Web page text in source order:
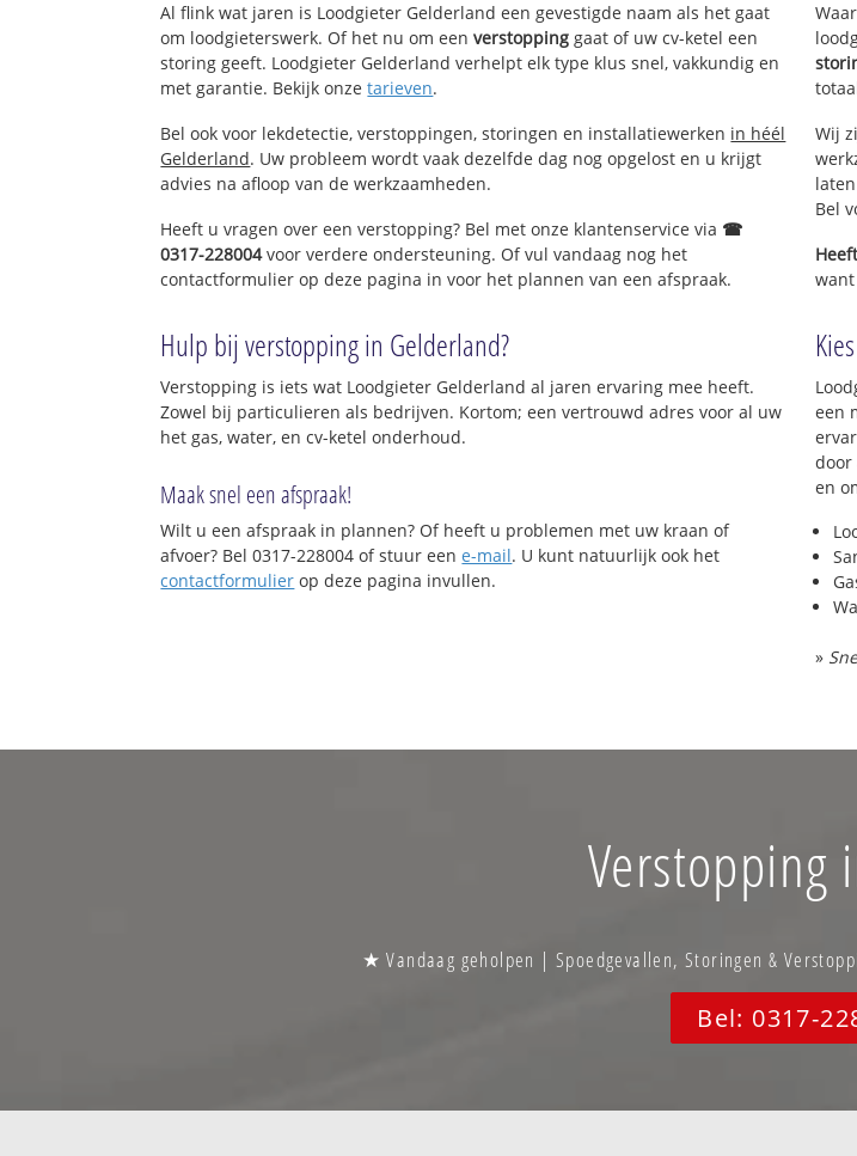
Al flink wat jaren is Loodgieter Gelderland een gevestigde naam als het gaat
om loodgieterswerk. Of het nu om eenverstopping gaat of uw cv-ketel een
storing geeft. Loodgieter Gelderland verhelpt elk type klus snel, vakkundig en
met garantie. Bekijk onzetarieven.
Bel ook voor lekdetectie, verstoppingen, storingen en installatiewerken in héél
Gelderland. Uw probleem wordt vaak dezelfde dag nog opgelost en u krijgt
advies na afloop van de werkzaamheden.
Heeft u vragen over een verstopping? Bel met onze klantenservice via ☎
0317-228004voor verdere ondersteuning. Of vul vandaag nog het
contactformulier op deze pagina in voor het plannen van een afspraak.
Hulp bij verstopping in Gelderland?
Verstopping is iets wat Loodgieter Gelderland al jaren ervaring mee heeft.
Zowel bij particulieren als bedrijven. Kortom; een vertrouwd adres voor al uw
het gas, water, en cv-ketel onderhoud.
Maak snel een afspraak!
Wilt u een afspraak in plannen? Of heeft u problemen met uw kraan of
afvoer? Bel 0317-228004 of stuur eene-mail. U kunt natuurlijk ook het
contactformulier op deze pagina invullen.
Wij
Bel
een
door
en
»
Verstopping
★ Vandaag geholpen | Spoedgevallen, Storingen &
Bel: 0317-